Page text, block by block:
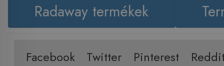
Radaway termékek
Facebook Twitter Pinterest